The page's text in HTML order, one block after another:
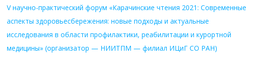
V научно-практический форум «Карачинские чтения 2021: Современные
аспекты здоровьесбережения: новые подходы и актуальные
исследования в области профилактики, реабилитации и курортной
медицины» (организатор — НИИТПМ — филиал ИЦиГ СО РАН)